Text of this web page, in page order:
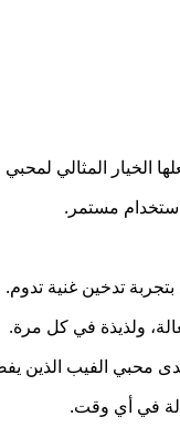
المثالي لمحبي
تدخين غنية تدوم.
ولذيذة في كل مرة.
محبي الفيب الذين
في أي وقت.